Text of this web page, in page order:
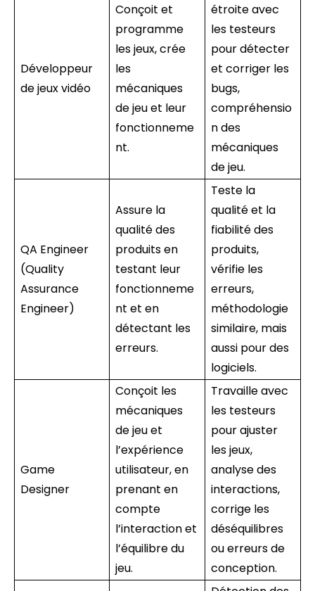
Développeur
de jeux vidéo
Conçoit et
programme
les jeux, crée
les
mécaniques
de jeu et leur
fonctionneme
nt.
étroite avec
les testeurs
pour détecter
et corriger les
bugs,
compréhensio
n des
mécaniques
de jeu.
QA Engineer
(Quality
Assurance
Engineer)
Assure la
qualité des
produits en
testant leur
fonctionneme
nt et en
détectant les
erreurs.
Teste la
qualité et la
fiabilité des
produits,
vérifie les
erreurs,
méthodologie
similaire, mais
aussi pour des
logiciels.
Game
Designer
Conçoit les
mécaniques
de jeu et
l’expérience
utilisateur, en
prenant en
compte
l’interaction et
l’équilibre du
jeu.
Travaille avec
les testeurs
pour ajuster
les jeux,
analyse des
interactions,
corrige les
déséquilibres
ou erreurs de
conception.